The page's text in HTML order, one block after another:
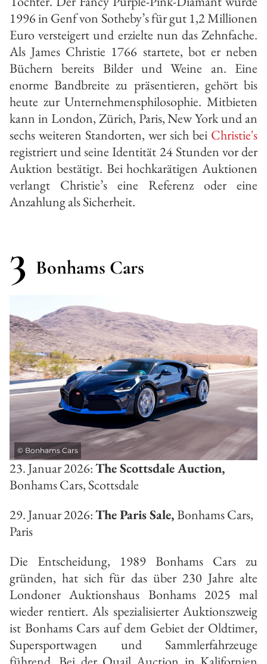
1996 in Genf von Sotheby’s für gut 1,2 Millionen
Euro versteigert und erzielte nun das Zehnfache.
Als James Christie 1766 startete, bot er neben
Büchern bereits Bilder und Weine an. Eine
enorme Bandbreite zu präsentieren, gehört bis
heute zur Unternehmensphilosophie. Mitbieten
kann in London, Zürich, Paris, New York und an
sechs weiteren Standorten, wer sich bei Christie's
registriert und seine Identität 24 Stunden vor der
Auktion bestätigt. Bei hochkarätigen Auktionen
verlangt Christie’s eine Referenz oder eine
Anzahlung als Sicherheit.
3 Bonhams Cars
© Bonhams Cars
23. Januar 2026:The Scottsdale Auction,
Bonhams Cars, Scottsdale
29. Januar 2026:The Paris Sale,Bonhams Cars,
Paris
Die Entscheidung, 1989 Bonhams Cars zu
gründen, hat sich für das über 230 Jahre alte
Londoner Auktionshaus Bonhams 2025 mal
wieder rentiert. Als spezialisierter Auktionszweig
ist Bonhams Cars auf dem Gebiet der Oldtimer,
Supersportwagen und Sammlerfahrzeuge